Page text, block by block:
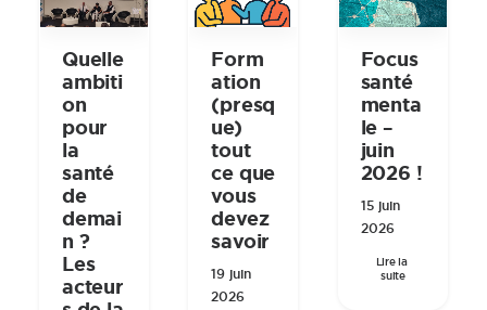
Quelle
ambiti
on
pour
la
santé
de
demai
n ?
Les
acteur
Form
ation
(presq
ue)
tout
ce que
vous
devez
savoir
19 juin
2026
Focus
santé
menta
le –
juin
2026 !
15 juin
2026
Lire la
suite